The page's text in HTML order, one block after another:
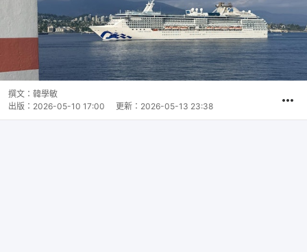
撰文： 韓學敏
出版： 2026-05-10 17:00 更新： 2026-05-13 23:38